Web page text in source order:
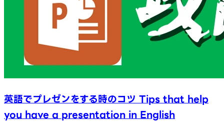
英語でプレゼンをする時のコツ Tips that help
you have a presentation in English